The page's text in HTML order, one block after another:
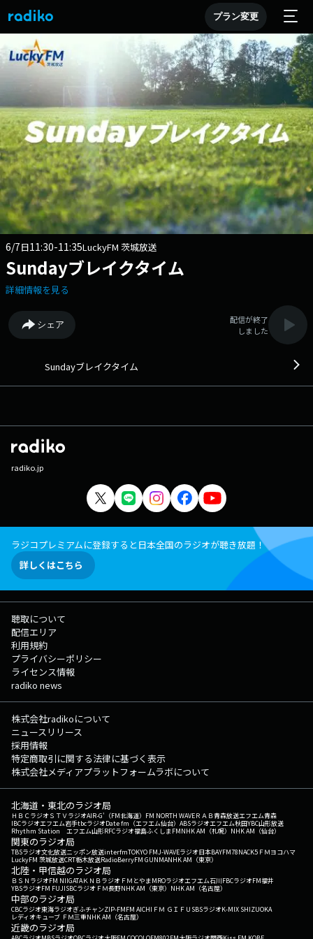
プラン変更
6/7日11:30-11:35LuckyFM 茨城放送
Sundayブレイクタイム
詳細情報を見る
シェア
配信が終了
しました
Sundayブレイクタイム
radiko.jp
ラジコプレミアムに登録すると日本全国のラジオが聴き放題！
詳しくはこちら
聴取について
配信エリア
利用規約
プライバシーポリシー
ライセンス情報
radiko news
株式会社radikoについて
ニュースリリース
採用情報
特定商取引に関する法律に基づく表示
株式会社メディアプラットフォームラボについて
北海道・東北のラジオ局
ＨＢＣラジオＳＴＶラジオAIR-G'（FM北海道） FM NORTH WAVEＲＡＢ青森放送エフエム青森
IBCラジオエフエム岩手tbcラジオDate fm（エフエム仙台） ABSラジオエフエム秋田YBC山形放送
Rhythm Station エフエム山形RFCラジオ福島ふくしまFMNHK AM（札幌） NHK AM（仙台）
関東のラジオ局
TBSラジオ文化放送ニッポン放送interfmTOKYO FMJ-WAVEラジオ日本BAYFM78NACK5 ＦＭヨコハマ
LuckyFM 茨城放送CRT栃木放送RadioBerryFM GUNMANHK AM（東京）
北陸・甲信越のラジオ局
ＢＳＮラジオFM NIIGATAＫＮＢラジオ ＦＭとやまMROラジオエフエム石川FBCラジオFM福井
YBSラジオFM FUJISBCラジオ ＦＭ長野NHK AM（東京） NHK AM（名古屋）
中部のラジオ局
CBCラジオ東海ラジオぎふチャンZIP-FMFM AICHI ＦＭ ＧＩＦＵ SBSラジオK-MIX SHIZUOKA
レディオキューブ ＦＭ三重NHK AM（名古屋）
近畿のラジオ局